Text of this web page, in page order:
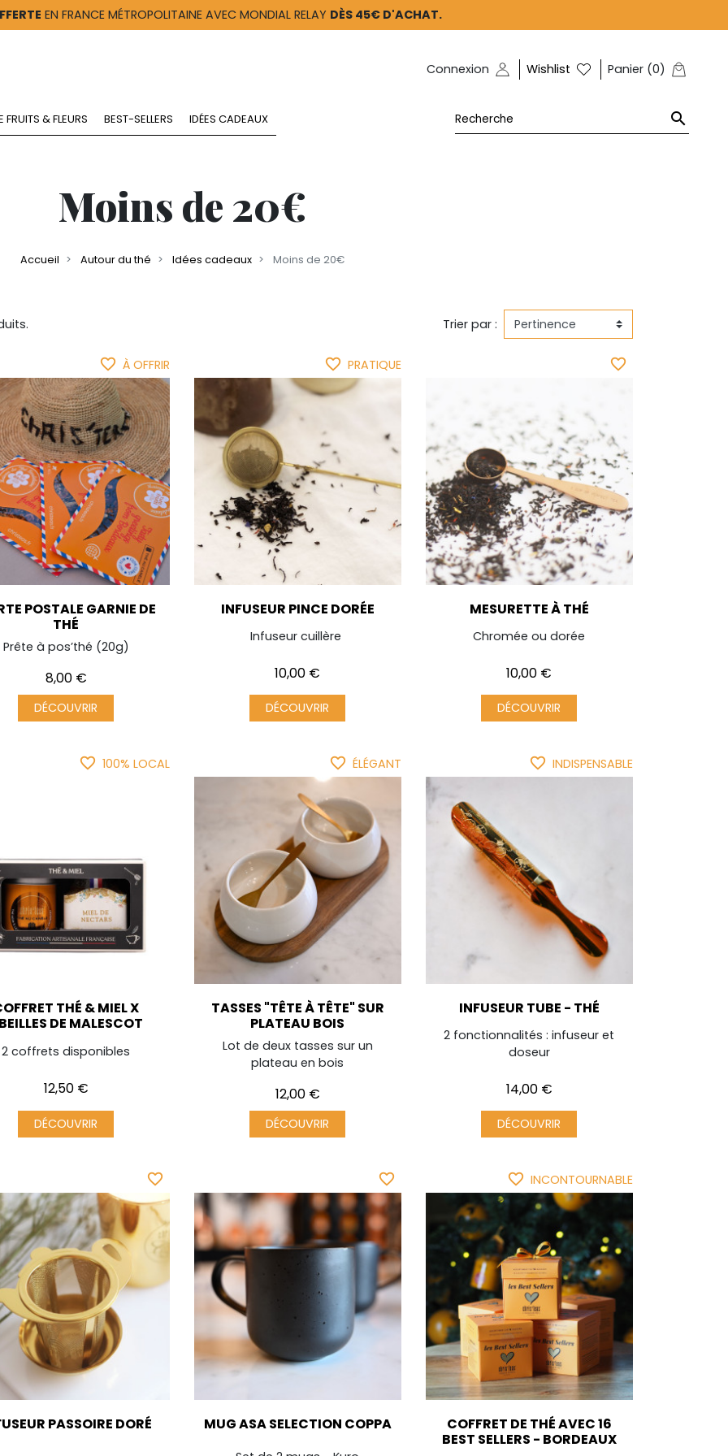
EN FRANCE MÉTROPOLITAINE AVEC MONDIAL RELAY DÈS 45€ D'ACHAT.
Connexion Wishlist Panier (0)
FRUITS & FLEURS BEST-SELLERS IDÉES CADEAUX 
Moins de 20€
Accueil Autour du thé Idées cadeaux Moins de 20€
Trier par :
favorite_border À OFFRIR
POSTALE GARNIE DE
THÉ
Prête à pos’thé (20g)
Prix
8,00 €
DÉCOUVRIR
favorite_border PRATIQUE
INFUSEUR PINCE DORÉE
Infuseur cuillère
Prix
10,00 €
DÉCOUVRIR
favorite_border
MESURETTE À THÉ
Chromée ou dorée
Prix
10,00 €
DÉCOUVRIR
favorite_border 100% LOCAL
THÉ & MIEL X
DE MALESCOT
2 coffrets disponibles
Prix
12,50 €
DÉCOUVRIR
favorite_border ÉLÉGANT
TASSES "TÊTE À TÊTE" SUR
PLATEAU BOIS
Lot de deux tasses sur un
plateau en bois
Prix
12,00 €
DÉCOUVRIR
favorite_border INDISPENSABLE
INFUSEUR TUBE - THÉ
2 fonctionnalités : infuseur et
doseur
Prix
14,00 €
DÉCOUVRIR
favorite_border
PASSOIRE DORÉ
favorite_border
MUG ASA SELECTION COPPA
favorite_border INCONTOURNABLE
COFFRET DE THÉ AVEC 16
BEST SELLERS - BORDEAUX